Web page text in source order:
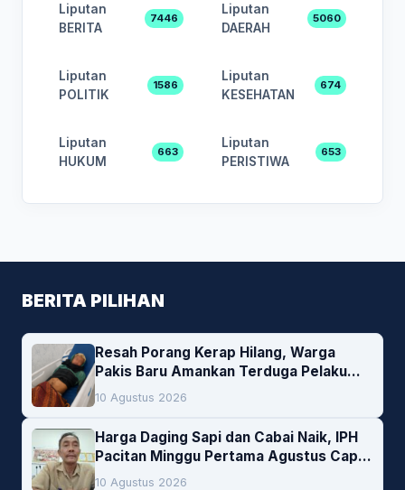
Liputan
BERITA
7446
Liputan
DAERAH
5060
Liputan
POLITIK
1586
Liputan
KESEHATAN
674
Liputan
HUKUM
663
Liputan
PERISTIWA
653
BERITA PILIHAN
Resah Porang Kerap Hilang, Warga
Pakis Baru Amankan Terduga Pelaku
Pencurian
10 Agustus 2026
Harga Daging Sapi dan Cabai Naik, IPH
Pacitan Minggu Pertama Agustus Capai
1,66 Persen. Ini Penjelasan Kabag Ayub
10 Agustus 2026